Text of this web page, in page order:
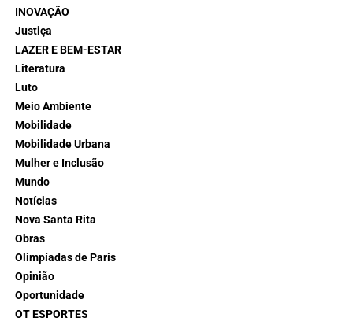
INOVAÇÃO
Justiça
LAZER E BEM-ESTAR
Literatura
Luto
Meio Ambiente
Mobilidade
Mobilidade Urbana
Mulher e Inclusão
Mundo
Notícias
Nova Santa Rita
Obras
Olimpíadas de Paris
Opinião
Oportunidade
OT ESPORTES